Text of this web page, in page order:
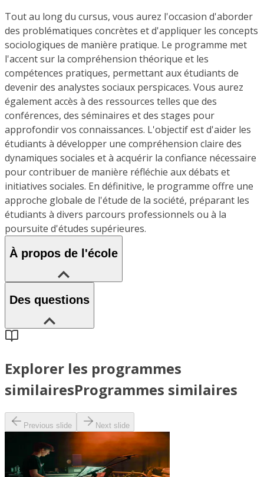
Tout au long du cursus, vous aurez l'occasion d'aborder
des problématiques concrètes et d'appliquer les concepts
sociologiques de manière pratique. Le programme met
l'accent sur la compréhension théorique et les
compétences pratiques, permettant aux étudiants de
devenir des analystes sociaux perspicaces. Vous aurez
également accès à des ressources telles que des
conférences, des séminaires et des stages pour
approfondir vos connaissances. L'objectif est d'aider les
étudiants à développer une compréhension claire des
dynamiques sociales et à acquérir la confiance nécessaire
pour contribuer de manière réfléchie aux débats et
initiatives sociales. En définitive, le programme offre une
approche globale de l'étude de la société, préparant les
étudiants à divers parcours professionnels ou à la
poursuite d'études supérieures.
À propos de l'école
Des questions
Explorer les programmes
similairesProgrammes similaires
Previous slide Next slide